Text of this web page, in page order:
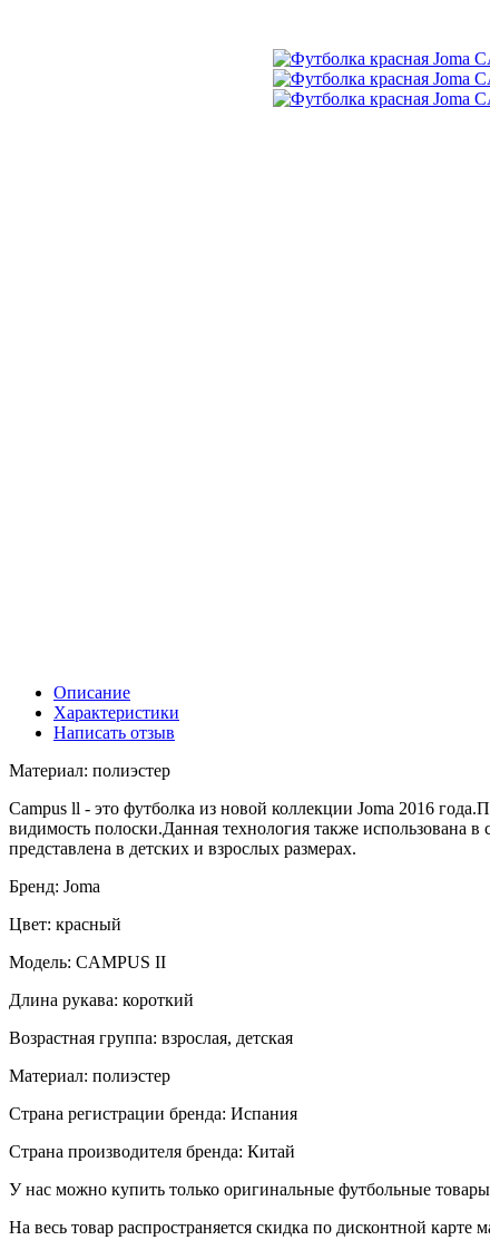
Описание
Характеристики
Написать отзыв
Материал: полиэстер
Campus ll - это футболка из новой коллекции Joma 2016
видимость полоски.Данная технология также использована
представлена в детских и взрослых размерах.
Бренд: Joma
Цвет: красный
Модель: CAMPUS II
Длина рукава: короткий
Возрастная группа: взрослая, детская
Материал: полиэстер
Страна регистрации бренда: Испания
Страна производителя бренда: Китай
У нас можно купить только оригинальные футбольные
На весь товар распространяется скидка по дисконтной